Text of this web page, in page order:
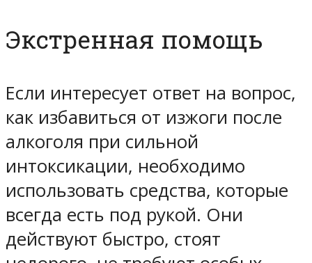
Экстренная помощь
Если интересует ответ на вопрос,
как избавиться от изжоги после
алкоголя при сильной
интоксикации, необходимо
использовать средства, которые
всегда есть под рукой. Они
действуют быстро, стоят